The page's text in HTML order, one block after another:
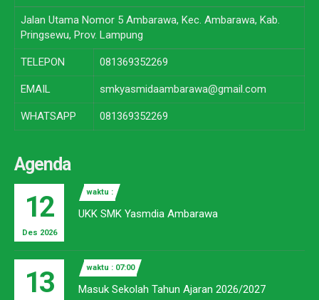
Jalan Utama Nomor 5 Ambarawa, Kec. Ambarawa, Kab.
Pringsewu, Prov. Lampung
TELEPON 081369352269
EMAIL smkyasmidaambarawa@gmail.com
WHATSAPP 081369352269
Agenda
12
Des 2026
waktu :
UKK SMK Yasmdia Ambarawa
13 waktu : 07:00
Masuk Sekolah Tahun Ajaran 2026/2027